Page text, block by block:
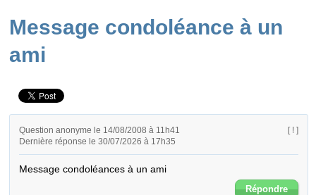
Message condoléance à un
ami
Question anonyme le 14/08/2008 à 11h41
Dernière réponse le 30/07/2026 à 17h35
[ ! ]
Message condoléances à un ami
Répondre